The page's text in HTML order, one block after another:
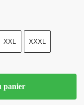
XXL XXXL
panier